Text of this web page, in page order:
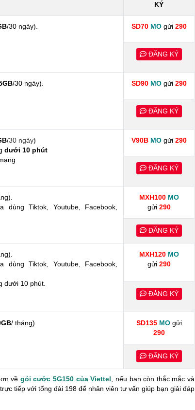
KÝ
/30 ngày). SD70 MO gửi 290
ĐĂNG KÝ
/30 ngày). SD90 MO gửi 290
ĐĂNG KÝ
/30 ngày)
dưới 10 phút
V90B MO gửi 290
ĐĂNG KÝ
dùng Tiktok, Youtube, Facebook,
MXH100MO
gửi 290
ĐĂNG KÝ
dùng Tiktok, Youtube, Facebook,
dưới 10 phút.
MXH120MO
gửi 290
ĐĂNG KÝ
/ tháng) SD135 MO gửi
290
ĐĂNG KÝ
về gói cước 5G150 của Viettel, nếu bạn còn thắc mắc và
tiếp với tổng đài 198 để nhân viên tư vấn giúp bạn giải đáp